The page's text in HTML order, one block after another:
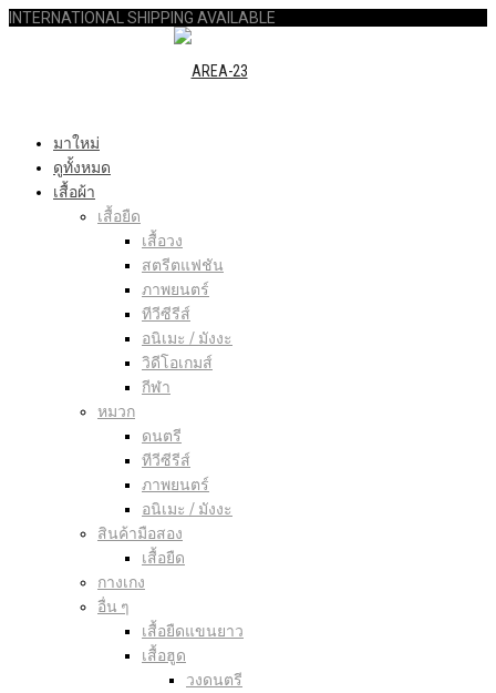
INTERNATIONAL SHIPPING AVAILABLE
มาใหม่
ดูทั้งหมด
เสื้อผ้า
เสื้อยืด
เสื้อวง
สตรีตแฟชัน
ภาพยนตร์
ทีวีซีรีส์
อนิเมะ / มังงะ
วิดีโอเกมส์
กีฬา
หมวก
ดนตรี
ทีวีซีรีส์
ภาพยนตร์
อนิเมะ / มังงะ
สินค้ามือสอง
เสื้อยืด
กางเกง
อื่น ๆ
เสื้อยืดแขนยาว
เสื้อฮูด
วงดนตรี